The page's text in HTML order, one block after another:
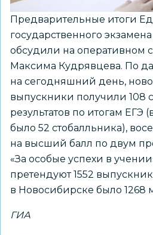
Предварительные итоги
государственного
обсудили на оперативном
Максима Кудрявцева. По
на сегодняшний день,
выпускники получили 108
результатов по итогам ЕГЭ
было 52 стобалльника),
на высший балл по двум
«За особые успехи в
претендуют 1552
в Новосибирске было 1268
ГИА